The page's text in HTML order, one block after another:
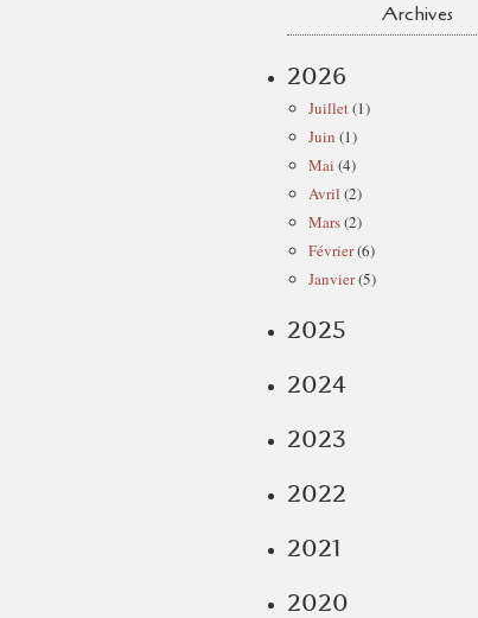
Archives
2026
Juillet(1)
Juin (1)
Mai (4)
Avril (2)
Mars(2)
Février(6)
Janvier(5)
2025
2024
2023
2022
2021
2020